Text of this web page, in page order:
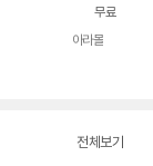
무료
아라몰
전체보기